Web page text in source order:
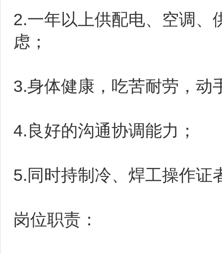
2.一年以上供配电、空调、
虑；
3.身体健康，吃苦耐劳，动
4.良好的沟通协调能力；
5.同时持制冷、焊工操作证
岗位职责：